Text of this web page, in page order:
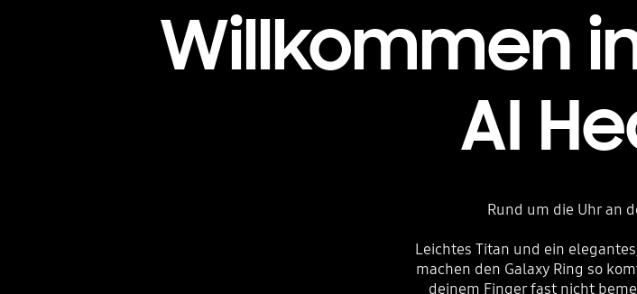
Willkommen
AI
Rund um die Uhr an
Leichtes Titan und ein
machen den Galaxy Ring so
deinem Finger fast nicht